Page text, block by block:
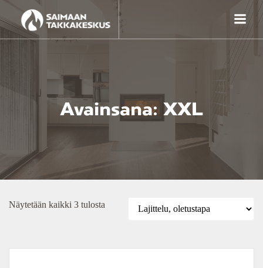
Avainsana: XXL
Näytetään kaikki 3 tulosta